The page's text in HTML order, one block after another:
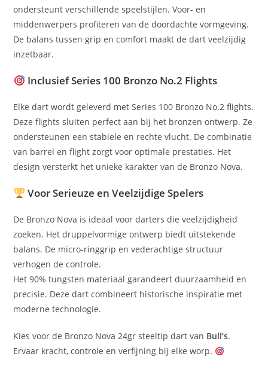
ondersteunt verschillende speelstijlen. Voor- en
middenwerpers profiteren van de doordachte vormgeving.
De balans tussen grip en comfort maakt de dart veelzijdig
inzetbaar.
Inclusief Series 100 Bronzo No.2 Flights
Elke dart wordt geleverd met Series 100 Bronzo No.2 flights.
Deze flights sluiten perfect aan bij het bronzen ontwerp. Ze
ondersteunen een stabiele en rechte vlucht. De combinatie
van barrel en flight zorgt voor optimale prestaties. Het
design versterkt het unieke karakter van de Bronzo Nova.
Voor Serieuze en Veelzijdige Spelers
De Bronzo Nova is ideaal voor darters die veelzijdigheid
zoeken. Het druppelvormige ontwerp biedt uitstekende
balans. De micro-ringgrip en vederachtige structuur
verhogen de controle.
Het 90% tungsten materiaal garandeert duurzaamheid en
precisie. Deze dart combineert historische inspiratie met
moderne technologie.
Kies voor de Bronzo Nova 24gr steeltip dart van Bull’s.
Ervaar kracht, controle en verfijning bij elke worp.